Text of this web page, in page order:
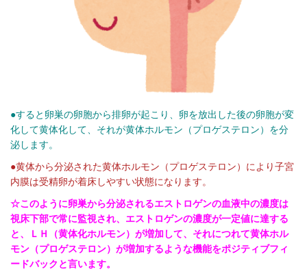
●すると卵巣の卵胞から排卵が起こり、卵を放出した後の卵胞が変
化して黄体化して、それが黄体ホルモン（プロゲステロン）を分
泌します。
●黄体から分泌された黄体ホルモン（プロゲステロン）により子宮
内膜は受精卵が着床しやすい状態になります。
☆このように卵巣から分泌されるエストロゲンの血液中の濃度は
視床下部で常に監視され、エストロゲンの濃度が一定値に達する
と、ＬＨ（黄体化ホルモン）が増加して、それにつれて黄体ホル
モン（プロゲステロン）が増加するような機能をポジティブフィ
ードバックと言います。